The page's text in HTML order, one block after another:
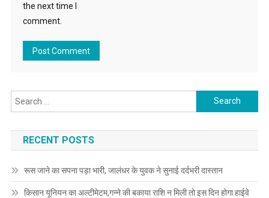
the next time I
comment.
Search for:
RECENT POSTS
रूस जाने का सपना पड़ा भारी, जालंधर के युवक ने सुनाई दर्दभरी दास्तान
किसान यूनियन का अल्टीमेटम,गन्ने की बकाया राशि न मिली तो इस दिन होगा हाईवे